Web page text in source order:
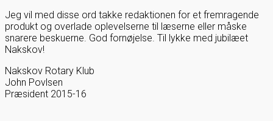
Jeg vil med disse ord takke redaktionen for et fremragende
produkt og overlade oplevelserne til læserne eller måske
snarere beskuerne. God fornøjelse. Til lykke med jubilæet
Nakskov!
Nakskov Rotary Klub
John Povlsen
Præsident 2015-16